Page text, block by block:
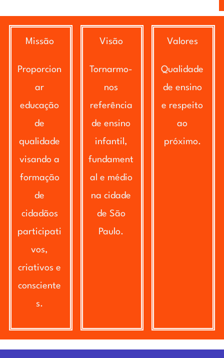
Missão
Proporcion
ar
educação
de
qualidade
visando a
formação
de
cidadãos
participati
vos,
criativos e
consciente
s.
Visão
Tornarmo-
nos
referência
de ensino
infantil,
fundament
al e médio
na cidade
de São
Paulo.
Valores
Qualidade
de ensino
e respeito
ao
próximo.